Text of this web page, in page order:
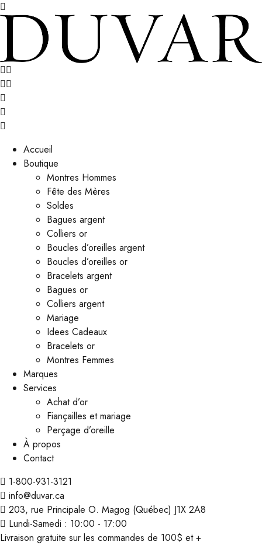
Accueil
Boutique
Montres Hommes
Fête des Mères
Soldes
Bagues argent
Colliers or
Boucles d’oreilles argent
Boucles d’oreilles or
Bracelets argent
Bagues or
Colliers argent
Mariage
Idees Cadeaux
Bracelets or
Montres Femmes
Marques
Services
Achat d’or
Fiançailles et mariage
Perçage d’oreille
À propos
Contact
1-800-931-3121
info@duvar.ca
203, rue Principale O. Magog (Québec) J1X 2A8
Lundi-Samedi : 10:00 - 17:00
Livraison gratuite sur les commandes de 100$ et +